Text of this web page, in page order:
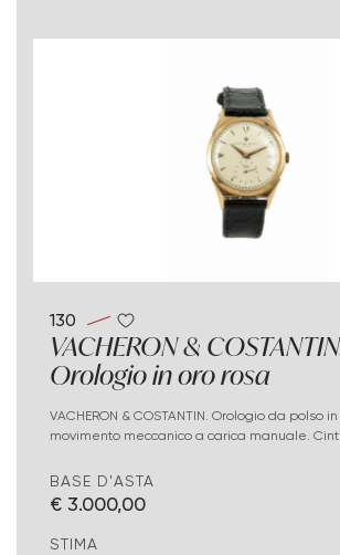
130
VACHERON &
Orologio in oro rosa
VACHERON & COSTANTIN. Orologio da polso in oro rosa 18kt con
movimento meccanico a carica manuale.
BASE D'ASTA
€ 3.000,00
STIMA